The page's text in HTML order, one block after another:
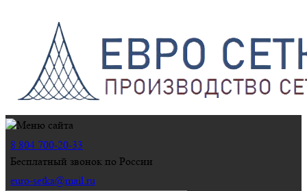
8 804 700-20-33
Бесплатный звонок по России
euro-setka@mail.ru